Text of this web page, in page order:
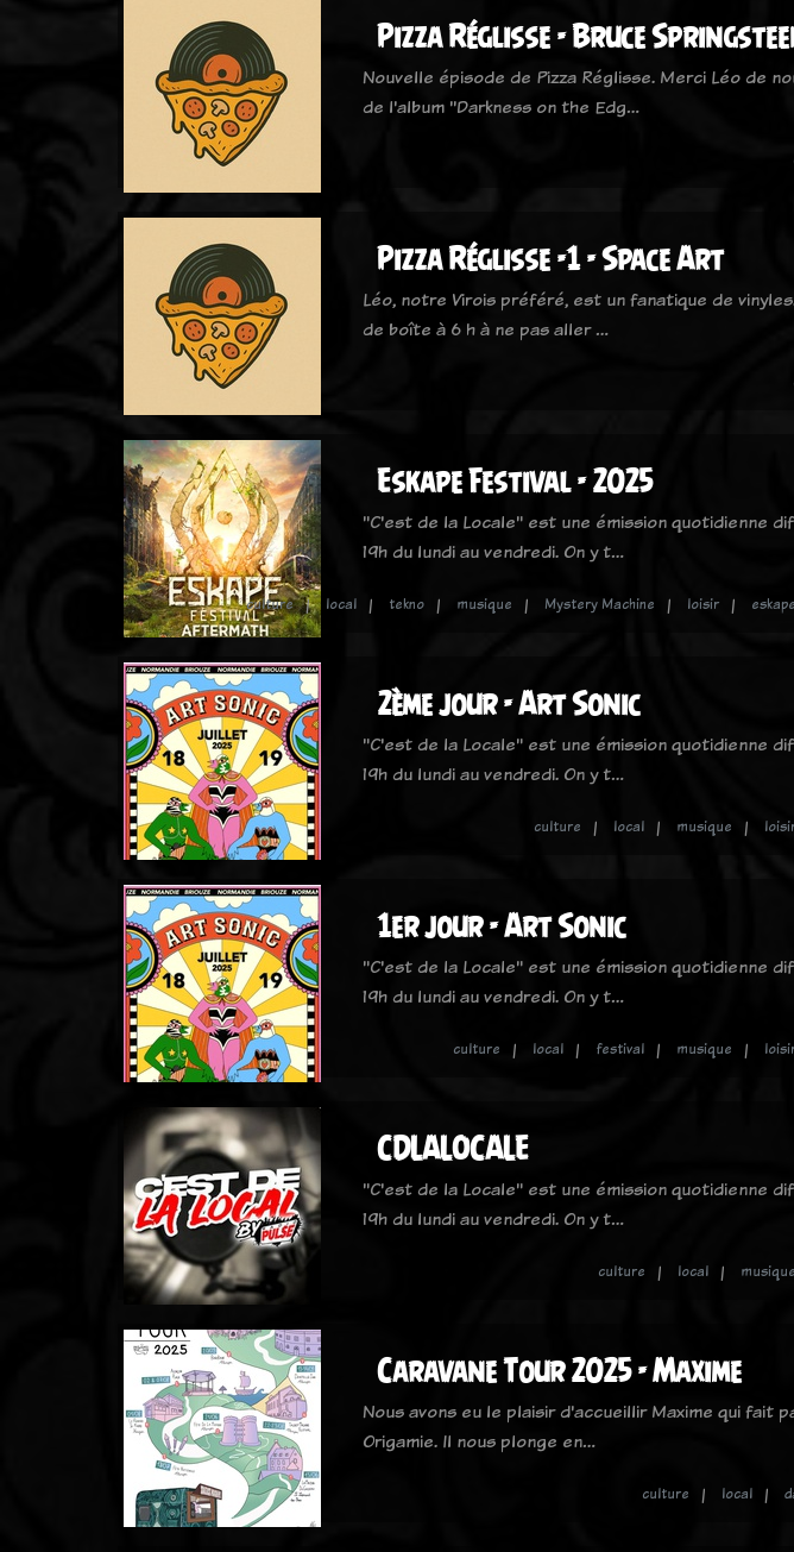
Pizza Réglisse - Bruce
Nouvelle épisode de Pizza Réglisse. Merci Léo de
de l'album ''Darkness on the Edg…
Pizza Réglisse -1 - Space Art
Léo, notre Virois préféré, est un fanatique de
de boîte à 6 h à ne pas aller …
Eskape Festival - 2025
"C'est de la Locale" est une émission quotidienne
19h du lundi au vendredi. On y t…
culture local tekno musique Mystery Machine loisir eskape
2ème jour - Art Sonic
"C'est de la Locale" est une émission quotidienne
19h du lundi au vendredi. On y t…
culture local musique
1er jour - Art Sonic
"C'est de la Locale" est une émission quotidienne
19h du lundi au vendredi. On y t…
culture local festival musique
CDLALOCALE
"C'est de la Locale" est une émission quotidienne
19h du lundi au vendredi. On y t…
culture local musique
Caravane Tour 2025 - Maxime
Nous avons eu le plaisir d'accueillir Maxime qui fait
Origamie. Il nous plonge en…
culture local